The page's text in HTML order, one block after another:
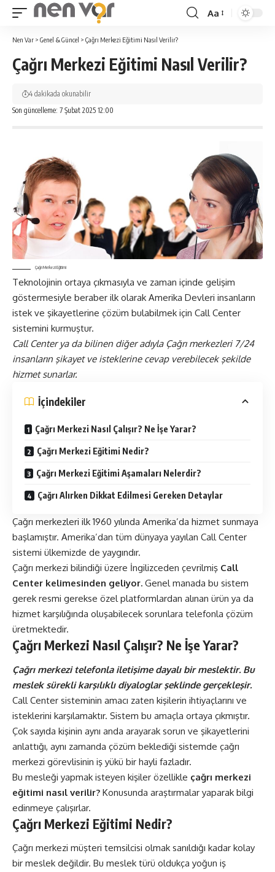
Yazı
Boyutlandırıcı
Aa
Nen Var > Genel & Güncel > Çağrı Merkezi Eğitimi Nasıl Verilir?
Çağrı Merkezi Eğitimi Nasıl Verilir?
Son güncelleme: 7 Şubat 2025 12:00
4 dakikada okunabilir
Çağrı Merkezi Eğitimi
Teknolojinin ortaya çıkmasıyla ve zaman içinde gelişim
göstermesiyle beraber ilk olarak Amerika Devleri insanların
istek ve şikayetlerine çözüm bulabilmek için Call Center
sistemini kurmuştur.
Call Center ya da bilinen diğer adıyla Çağrı merkezleri 7/24
insanların şikayet ve isteklerine cevap verebilecek şekilde
hizmet sunarlar.
İçindekiler
Çağrı Merkezi Nasıl Çalışır? Ne İşe Yarar?
Çağrı Merkezi Eğitimi Nedir?
Çağrı Merkezi Eğitimi Aşamaları Nelerdir?
Çağrı Alırken Dikkat Edilmesi Gereken Detaylar
Çağrı merkezleri ilk 1960 yılında Amerika’da hizmet sunmaya
başlamıştır. Amerika’dan tüm dünyaya yayılan Call Center
sistemi ülkemizde de yaygındır.
Çağrı merkezi bilindiği üzere İngilizceden çevrilmiş Call
Center kelimesinden geliyor. Genel manada bu sistem
gerek resmi gerekse özel platformlardan alınan ürün ya da
hizmet karşılığında oluşabilecek sorunlara telefonla çözüm
üretmektedir.
Çağrı Merkezi Nasıl Çalışır? Ne İşe Yarar?
Çağrı merkezi telefonla iletişime dayalı bir meslektir. Bu
meslek sürekli karşılıklı diyaloglar şeklinde gerçekleşir.
Call Center sisteminin amacı zaten kişilerin ihtiyaçlarını ve
isteklerini karşılamaktır. Sistem bu amaçla ortaya çıkmıştır.
Çok sayıda kişinin aynı anda arayarak sorun ve şikayetlerini
anlattığı, aynı zamanda çözüm beklediği sistemde çağrı
merkezi görevlisinin iş yükü bir hayli fazladır.
Bu mesleği yapmak isteyen kişiler özellikle çağrı merkezi
eğitimi nasıl verilir? Konusunda araştırmalar yaparak bilgi
edinmeye çalışırlar.
Çağrı Merkezi Eğitimi Nedir?
Çağrı merkezi müşteri temsilcisi olmak sanıldığı kadar kolay
bir meslek değildir. Bu meslek türü oldukça yoğun iş